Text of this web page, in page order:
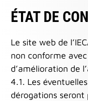
ÉTAT DE
Le site web de
non conforme
d’amélioration de
4.1. Les
dérogations